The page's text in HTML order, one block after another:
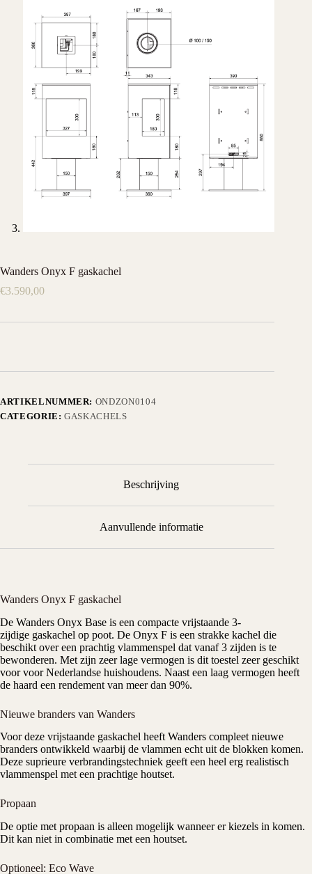
Wanders Onyx F gaskachel
€3.590,00
ARTIKELNUMMER: ONDZON0104
CATEGORIE:GASKACHELS
Beschrijving
Aanvullende informatie
Wanders Onyx F gaskachel
De Wanders Onyx Base is een compacte vrijstaande 3-
zijdige gaskachel op poot. De Onyx F is een strakke kachel die
beschikt over een prachtig vlammenspel dat vanaf 3 zijden is te
bewonderen. Met zijn zeer lage vermogen is dit toestel zeer geschikt
voor voor Nederlandse huishoudens. Naast een laag vermogen heeft
de haard een rendement van meer dan 90%.
Nieuwe branders van Wanders
Voor deze vrijstaande gaskachel heeft Wanders compleet nieuwe
branders ontwikkeld waarbij de vlammen echt uit de blokken komen.
Deze suprieure verbrandingstechniek geeft een heel erg realistisch
vlammenspel met een prachtige houtset.
Propaan
De optie met propaan is alleen mogelijk wanneer er kiezels in komen.
Dit kan niet in combinatie met een houtset.
Optioneel: Eco Wave